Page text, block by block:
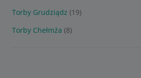
Torby Grudziądz (19)
Torby Chełmża (8)